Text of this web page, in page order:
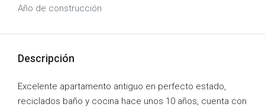
Año de construcción
Descripción
Excelente apartamento antiguo en perfecto estado,
reciclados baño y cocina hace unos 10 años, cuenta con